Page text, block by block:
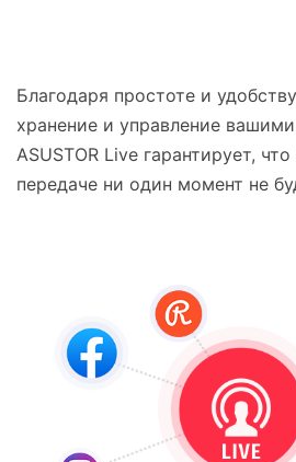
Благодаря простоте и
хранение и управление
ASUSTOR Live гарантирует,
передаче ни один момент не